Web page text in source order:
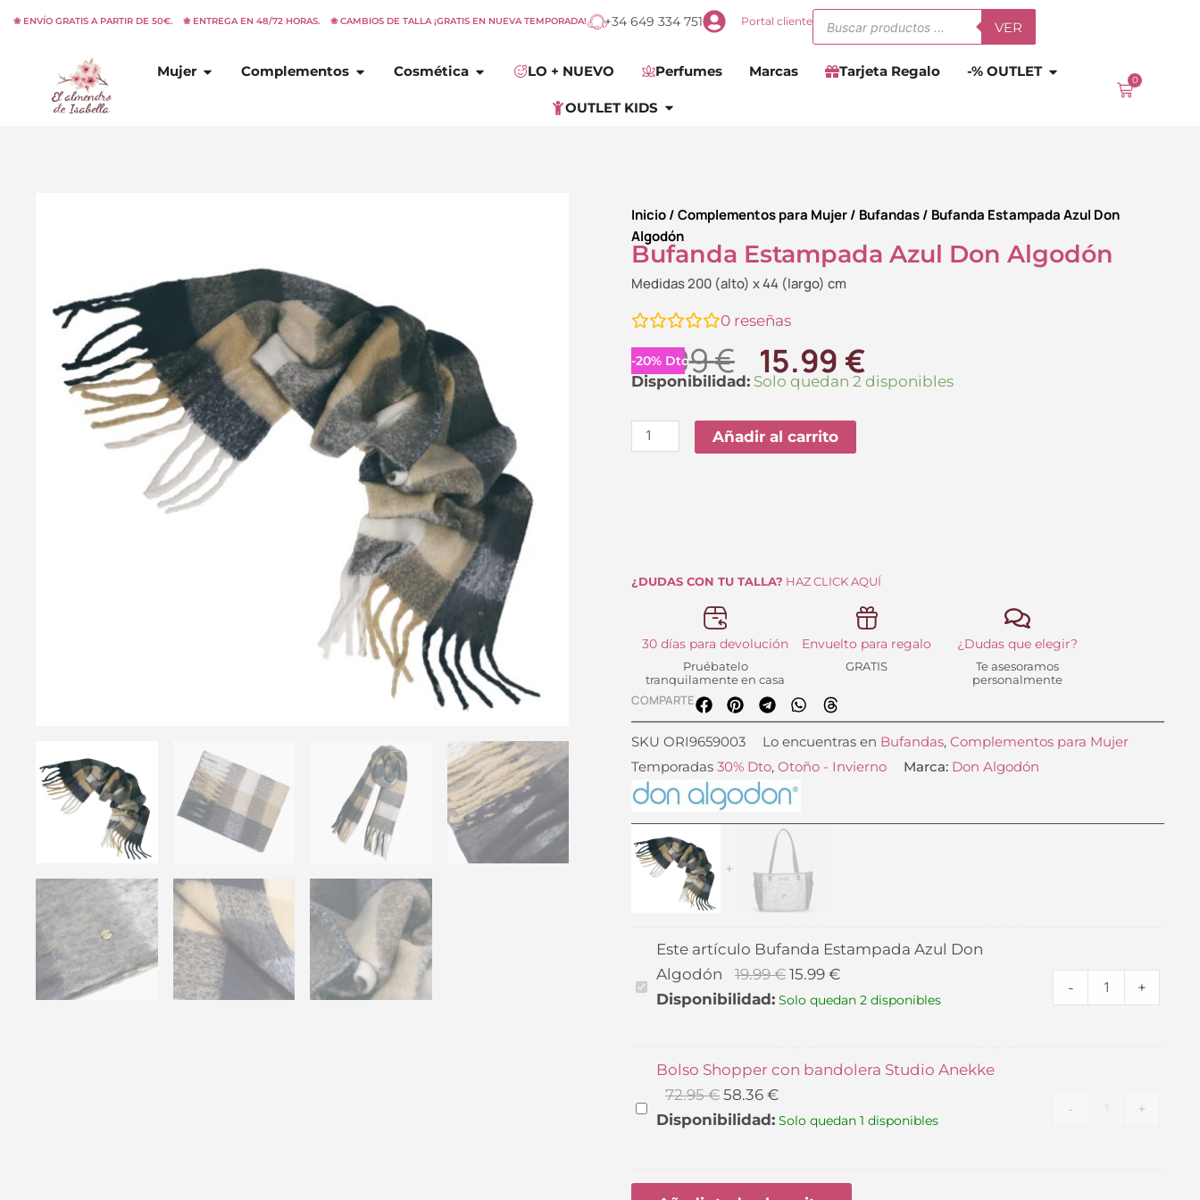
❀ ENVÍO GRATIS A PARTIR DE 50€. ❀ ENTREGA EN 48/72 HORAS. ❀ CAMBIOS DE TALLA ¡GRATIS EN NUEVA TEMPORADA! +34 649 334 751 Portal clienteBúsqueda
de
productos
VER
Mujer Abrir Mujer
Complementos Abrir Complementos
Cosmética Abrir Cosmética
LO + NUEVO Perfumes Marcas Tarjeta Regalo -% OUTLET Abrir
OUTLET KIDS Abrir
0
Carrito
Inicio/Complementos para Mujer/ Bufandas/ Bufanda Estampada Azul Don
Algodón
Bufanda Estampada Azul Don Algodón
Medidas 200 (alto) x 44 (largo) cm
0 reseñas
-20% Dto.
19.99€ El
precio
original
era:
15.99 €El
precio
Disponibilidad: Solo quedan 2 disponibles
Bufanda
Azul
Don
Añadir al carrito
¿DUDAS CON TU TALLA? HAZ CLICK AQUÍ
30 días para devolución
Pruébatelo
tranquilamente en casa
Envuelto para regalo
GRATIS
¿Dudas que elegir?
Te asesoramos
personalmente
COMPARTE
SKU ORI9659003 Lo encuentras en Bufandas, Complementos para Mujer
Temporadas 30% Dto, Otoño - Invierno Marca: Don Algodón
Bufanda
Estampada
Don
Algodón
Este artículo Bufanda Estampada Azul Don
Algodón
19.99€ 15.99 €
Disponibilidad: Solo quedan 2 disponibles
-
+
Bolso
Shopper
bandolera
Bolso Shopper con bandolera Studio Anekke
72.95€
precio
original
58.36 €
El
precio
actual
es:
Disponibilidad: Solo quedan 1 disponibles
-
cantidad
+